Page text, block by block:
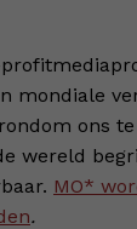
mondiale
ons
wereld
MO*
.